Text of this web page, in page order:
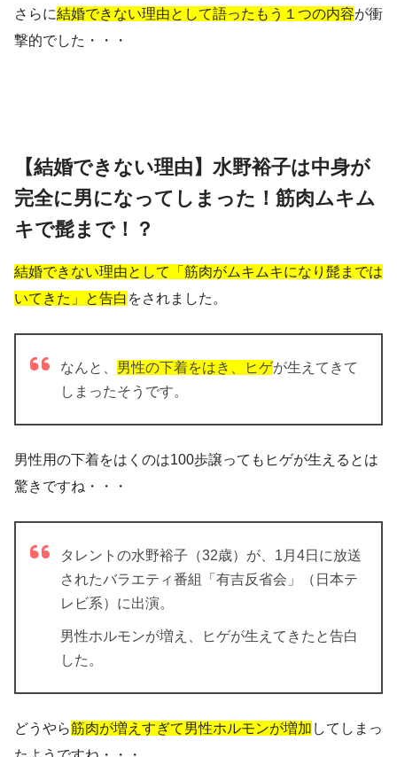
さらに結婚できない理由として語ったもう１つの内容が衝
撃的でした・・・
【結婚できない理由】水野裕子は中身が
完全に男になってしまった！筋肉ムキム
キで髭まで！？
結婚できない理由として「筋肉がムキムキになり髭までは
いてきた」と告白 をされました。
なんと、 男性の下着をはき、ヒゲが生えてきて
しまったそうです。
男性用の下着をはくのは100歩譲ってもヒゲが生えるとは
驚きですね・・・
タレントの水野裕子（32歳）が、1月4日に放送
されたバラエティ番組「有吉反省会」（日本テ
レビ系）に出演。
男性ホルモンが増え、ヒゲが生えてきたと告白
した。
どうやら筋肉が増えすぎて男性ホルモンが増加 してしまっ